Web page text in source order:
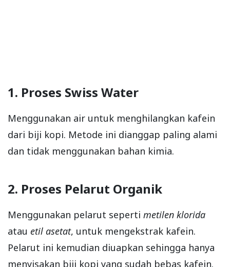
1. Proses Swiss Water
Menggunakan air untuk menghilangkan kafein
dari biji kopi. Metode ini dianggap paling alami
dan tidak menggunakan bahan kimia.
2. Proses Pelarut Organik
Menggunakan pelarut seperti metilen klorida
atau etil asetat, untuk mengekstrak kafein.
Pelarut ini kemudian diuapkan sehingga hanya
menyisakan biji kopi yang sudah bebas kafein.